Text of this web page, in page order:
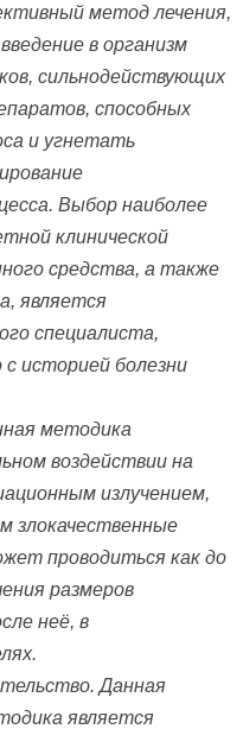
метод лечения,
в организм
сильнодействующих
способных
и угнетать
Выбор наиболее
клинической
средства, а также
является
специалиста,
историей болезни
методика
воздействии на
излучением,
злокачественные
проводиться как до
размеров
неё, в
Данная
является